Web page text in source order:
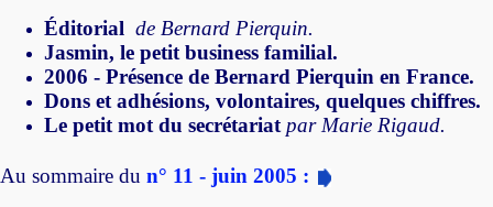
Éditorial de Bernard Pierquin.
Jasmin, le petit business familial.
2006 - Présence de Bernard Pierquin en France.
Dons et adhésions, volontaires, quelques chiffres.
Le petit mot du secrétariat par Marie Rigaud.
Au sommaire du n° 11 - juin 2005 :